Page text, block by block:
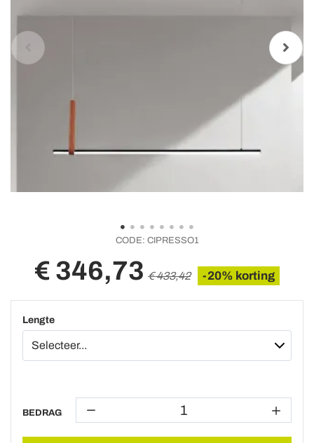
CODE: CIPRESSO1
€ 346,73 € 433,42 -20% korting
Lengte
BEDRAG